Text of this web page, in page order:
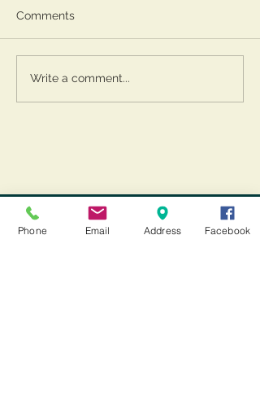
Alzheimer
Comments
Write a comment...
CONTATTACI
Phone Email Address Facebook